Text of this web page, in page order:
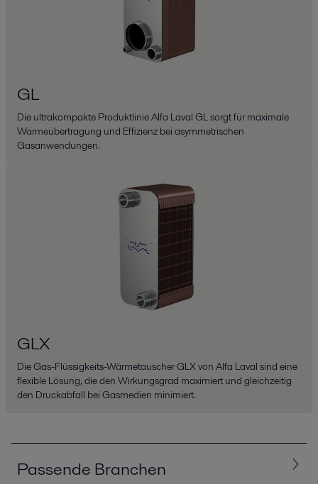
GL
Die ultrakompakte Produktlinie Alfa Laval GL sorgt für maximale
Wärmeübertragung und Effizienz bei asymmetrischen
Gasanwendungen.
GLX
Die Gas-Flüssigkeits-Wärmetauscher GLX von Alfa Laval sind eine
flexible Lösung, die den Wirkungsgrad maximiert und gleichzeitig
den Druckabfall bei Gasmedien minimiert.
Passende Branchen